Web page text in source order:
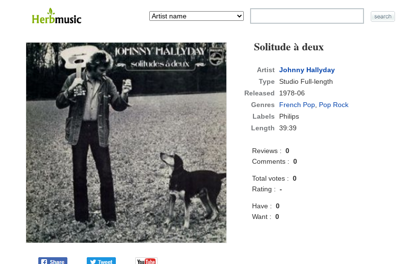
Solitude à deux
Artist Johnny Hallyday
Type Studio Full-length
Released
1978-06
Genres
French Pop, Pop Rock
Labels
Philips
Length
39:39
Reviews :0
Comments :0
Total votes :0
Rating :-
Have :0
Want :0